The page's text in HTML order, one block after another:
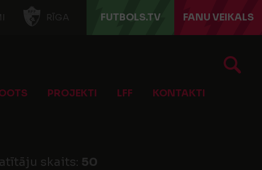
RĪGA FUTBOLS.TV FANU VEIKALS
PROJEKTI LFF KONTAKTI
skaits: 50